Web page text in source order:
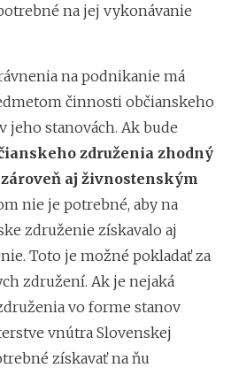
na jej vykonávanie
na podnikanie má
činnosti občianskeho
jeho stanovách. Ak bude
združenia zhodný
aj živnostenským
nie je potrebné, aby na
združenie získavalo aj
Toto je možné pokladať za
združení. Ak je nejaká
vo forme stanov
vnútra Slovenskej
získavať na ňu